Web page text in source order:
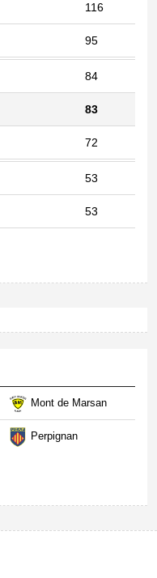
116
95
84
83
72
53
53
Mont de Marsan
Perpignan